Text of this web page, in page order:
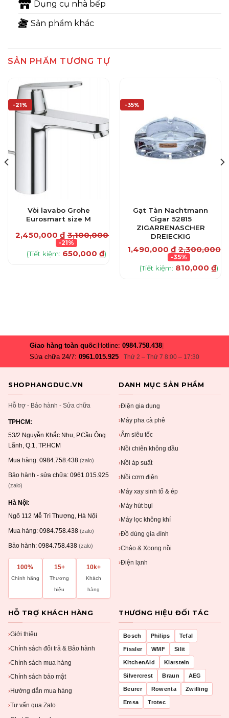
Dụng cụ nhà bếp
Sản phẩm khác
SẢN PHẨM TƯƠNG TỰ
-21%
Vòi lavabo Grohe
Eurosmart size M
2,450,000 ₫ 3,100,000
-21%
(Tiết kiệm: 650,000₫)
-35%
Gạt Tàn Nachtmann
Cigar 52815
ZIGARRENASCHER
DREIECKIG
1,490,000 ₫ 2,300,000
-35%
(Tiết kiệm: 810,000 ₫)
Giao hàng toàn quốc Hotline:0984.758.438
Sửa chữa 24/7:0961.015.925 Thứ 2 – Thứ 7 8:00 – 17:30
SHOPHANGDUC.VN
Hỗ trợ - Bảo hành - Sửa chữa
TPHCM:
53/2 Nguyễn Khắc Nhu, P.Cầu Ông
Lãnh, Q.1, TP.HCM
Mua hàng: 0984.758.438 (zalo)
Bảo hành - sửa chữa: 0961.015.925
(zalo)
Hà Nội:
Ngõ 112 Mễ Trì Thượng, Hà Nội
Mua hàng: 0984.758.438 (zalo)
Bảo hành: 0984.758.438 (zalo)
100%
Chính hãng
15+
Thương
hiệu
10k+
Khách
hàng
DANH MỤC SẢN PHẨM
›Điện gia dụng
›Máy pha cà phê
›Ấm siêu tốc
› Nồi chiên không dầu
› Nồi áp suất
› Nồi cơm điện
›Máy xay sinh tố & ép
›Máy hút bụi
› Máy lọc không khí
›Đồ dùng gia đình
›Chảo & Xoong nồi
›Điện lạnh
HỖ TRỢ KHÁCH HÀNG
›Giới thiệu
›Chính sách đổi trả & Bảo hành
›Chính sách mua hàng
›Chính sách bảo mật
› Hướng dẫn mua hàng
›Tư vấn qua Zalo
THƯƠNG HIỆU ĐỐI TÁC
Bosch Philips Tefal
Fissler WMF Silit
KitchenAid Klarstein
Silvercrest Braun AEG
Beurer Rowenta Zwilling
Emsa Trotec